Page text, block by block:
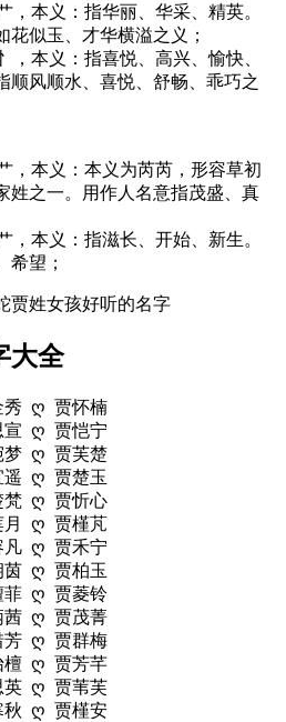
，本义：指华丽、华采、精英。
花似玉、才华横溢之义；
，本义：指喜悦、高兴、愉快、
顺风顺水、喜悦、舒畅、乖巧之
，本义：本义为芮芮，形容草初
姓之一。用作人名意指茂盛、真
，本义：指滋长、开始、新生。
希望；
大全
ღ 贾怀楠
ღ 贾恺宁
ღ 贾芙楚
ღ 贾楚玉
ღ 贾忻心
ღ 贾槿芃
ღ 贾禾宁
ღ 贾柏玉
ღ 贾菱铃
ღ 贾茂菁
ღ 贾群梅
ღ 贾芳芊
ღ 贾苇芙
ღ 贾槿安